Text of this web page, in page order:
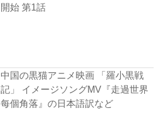
開始 第1話
中国の黒猫アニメ映画 「羅小黒戦
記」 イメージソングMV『走過世界
每個角落』の日本語訳など